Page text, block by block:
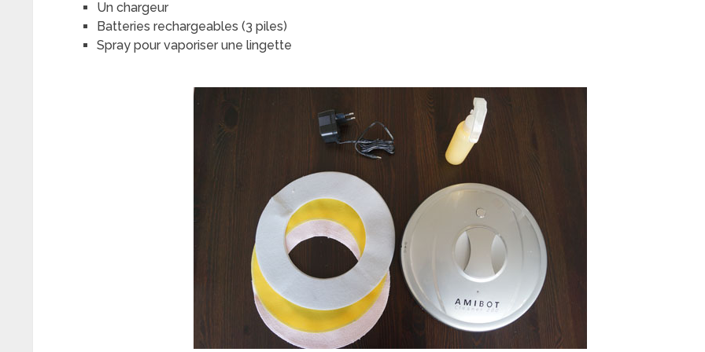
Un chargeur
Batteries rechargeables (3 piles)
Spray pour vaporiser une lingette